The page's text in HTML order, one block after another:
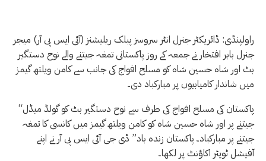
راولپنڈی: ڈائریکٹر جنرل انٹر سروسز پبلک ریلیشنز (آئی ایس پی آر) میجر
جنرل بابر افتخار نے جمعہ کے روز پاکستانی تمغہ جیتنے والے نوح دستگیر
بٹ اور شاہ حسین شاہ کو مسلح افواج کی جانب سے کامن ویلتھ گیمز
میں شاندار کامیابیوں پر مبارکباد دی۔
“پاکستان کی مسلح افواج کی طرف سے نوح دستگیر بٹ کو گولڈ میڈل
جیتنے پر اور شاہ حسین شاہ کو کامن ویلتھ گیمز میں کانسی کا تمغہ
جیتنے پر مبارکباد۔ پاکستان زندہ باد” ڈی جی آئی ایس پی آر نے اپنے
آفیشل ٹویٹر اکاؤنٹ پر لکھا۔